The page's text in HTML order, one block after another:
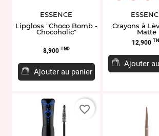
ESSENCE
Lipgloss "Choco Bomb -
Chocoholic"
Prix
8,900 TND
Ajouter au panier
Crayons à
Matte
Prix
12,900
Ajouter
favorite_border